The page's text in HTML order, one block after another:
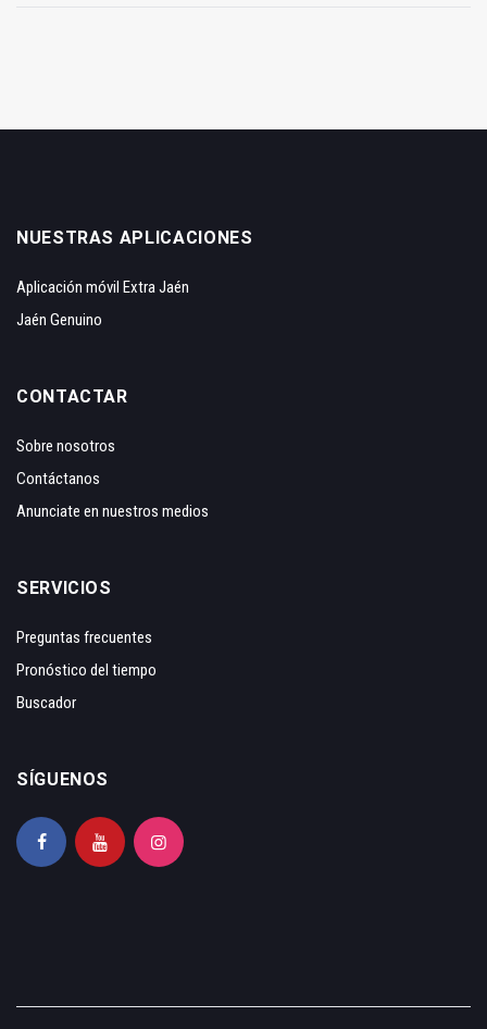
NUESTRAS APLICACIONES
Aplicación móvil Extra Jaén
Jaén Genuino
CONTACTAR
Sobre nosotros
Contáctanos
Anunciate en nuestros medios
SERVICIOS
Preguntas frecuentes
Pronóstico del tiempo
Buscador
SÍGUENOS